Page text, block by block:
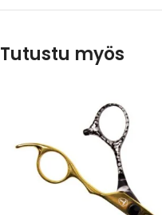
Tutustu myös